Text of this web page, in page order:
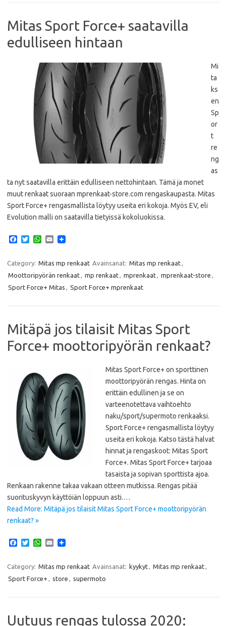
Mitas Sport Force+ saatavilla
edulliseen hintaan
Mi
ta
ks
en
Sp
or
t
re
ng
as
ta nyt saatavilla erittäin edulliseen nettohintaan. Tämä ja monet
muut renkaat suoraan mprenkaat-store.com rengaskaupasta. Mitas
Sport Force+ rengasmallista löytyy useita eri kokoja. Myös EV, eli
Evolution malli on saatavilla tietyissä kokoluokissa.
e
o
o
T
t
e
r
W
t
s
A
p
E
i
Category: Mitas mp renkaat Avainsanat: Mitas mp renkaat,
Moottoripyörän renkaat, mp renkaat, mprenkaat, mprenkaat-store ,
Sport Force+ Mitas , Sport Force+ mprenkaat
Mitäpä jos tilaisit Mitas Sport
Force+ moottoripyörän renkaat?
Mitas Sport Force+ on sporttinen
moottoripyörän rengas. Hinta on
erittäin edullinen ja se on
varteenotettava vaihtoehto
naku/sport/supermoto renkaaksi.
Sport Force+ rengasmallista löytyy
useita eri kokoja. Katso tästä halvat
hinnat ja rengaskoot: Mitas Sport
Force+. Mitas Sport Force+ tarjoaa
tasaista ja sopivan sporttista ajoa.
Renkaan rakenne takaa vakaan otteen mutkissa. Rengas pitää
suorituskyvyn käyttöiän loppuun asti.…
Read More: Mitäpä jos tilaisit Mitas Sport Force+ moottoripyörän
renkaat? »
e
o
T
t
t
e
W
t
A
E
i
Category: Mitas mp renkaat Avainsanat: kyykyt, Mitas mp renkaat,
Sport Force+ , store , supermoto
Uutuus rengas tulossa 2020: